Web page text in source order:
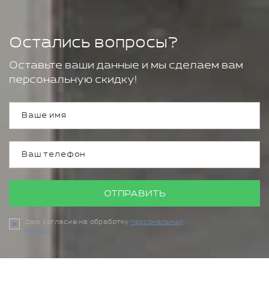
Остались вопросы?
Оставьте ваши данные и мы сделаем вам
персональную скидку!
ОТПРАВИТЬ
Даю согласие на обработку персональных
данных